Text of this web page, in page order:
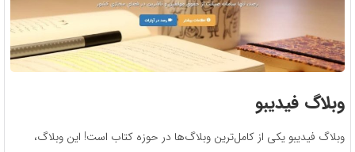
وبلاگ فیدیبو
وبلاگ فیدیبو یکی از کامل‌ترین وبلاگ‌ها در حوزه کتاب است! این وبلاگ،